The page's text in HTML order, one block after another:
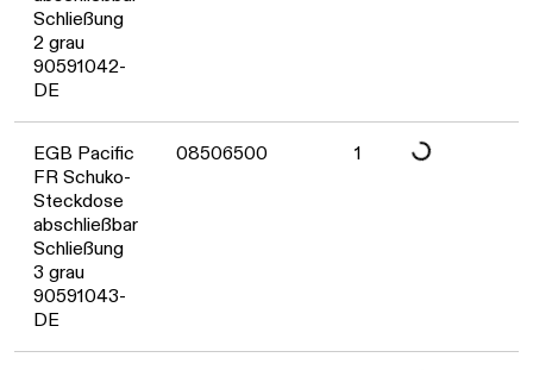
Schließung
2 grau
90591042-
DE
EGB Pacific
FR Schuko-
Steckdose
abschließbar
Schließung
3 grau
90591043-
DE
08506500 1